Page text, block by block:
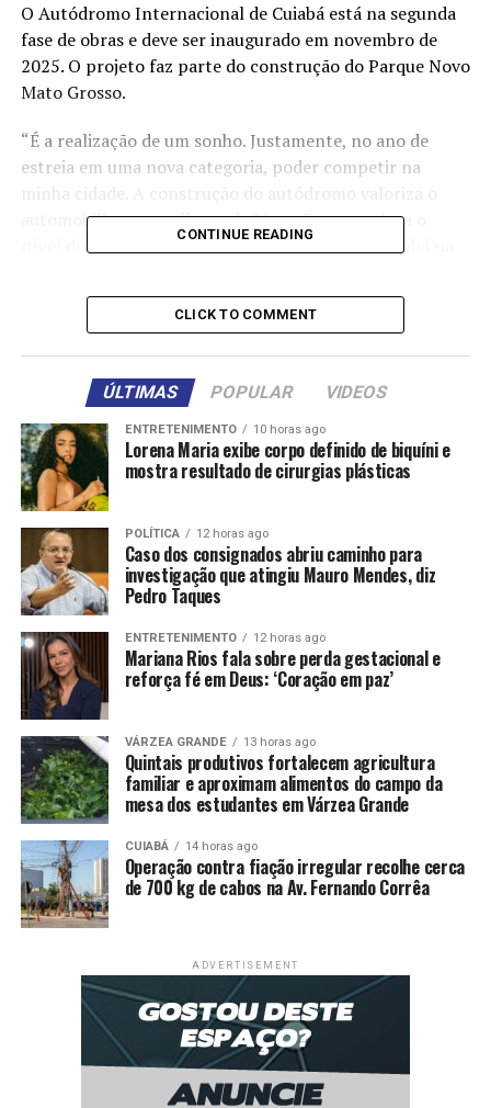
O Autódromo Internacional de Cuiabá está na segunda
fase de obras e deve ser inaugurado em novembro de
2025. O projeto faz parte do construção do Parque Novo
Mato Grosso.
“É a realização de um sonho. Justamente, no ano de
estreia em uma nova categoria, poder competir na
minha cidade. A construção do autódromo valoriza o
automobilismo, os pilotos de Mato Grosso e eleva o
nível dos profissionais no estado. A etapa de Cuiabá na
chegar brigando pelo título”, destaca o piloto.
piloto na Stock. Em 2015, João Pretto foi o
representante do estado. Antes Reck Júnior figurou na
categoria em 2005.
Kuhn é o grande nome do automobilismo no Brasil. Ele
foi destaque ao ser campeão de tudo na temporada 2024
da Turismo Nacional. O piloto ainda faturou os troféus
na Endurance e Overall (soma de pontos em todas as
provas do ano).
Comentários
RELATED TOPICS: CONQUISTA CUIABANO
DESTAQUE
ESPORTES
GARANTE INTERLAGOS PILOTO
SERIES
UP NEXT
Pedro Caixinha desembarca no Brasil e fala pela
primeira vez como técnico do Santos
Oscar e São Paulo encaminham acordo por três
temporadas
CONTINUE READING
CLICK TO COMMENT
ÚLTIMAS POPULAR VIDEOS
ENTRETENIMENTO 10 horas ago
Lorena Maria exibe corpo definido de biquíni e
mostra resultado de cirurgias plásticas
POLÍTICA 12 horas ago
Caso dos consignados abriu caminho para
investigação que atingiu Mauro Mendes, diz
Pedro Taques
ENTRETENIMENTO 12 horas ago
Mariana Rios fala sobre perda gestacional e
reforça fé em Deus: ‘Coração em paz’
VÁRZEA GRANDE 13 horas ago
Quintais produtivos fortalecem agricultura
familiar e aproximam alimentos do campo da
mesa dos estudantes em Várzea Grande
CUIABÁ 14 horas ago
Operação contra fiação irregular recolhe cerca
de 700 kg de cabos na Av. Fernando Corrêa
ADVERTISEMENT